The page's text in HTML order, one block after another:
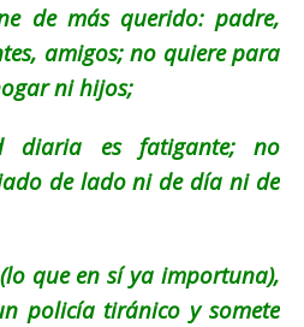
de más querido: padre,
amigos; no quiere para
ni hijos;
diaria es fatigante; no
de lado ni de día ni de
lo que en sí ya importuna),
policía tiránico y somete